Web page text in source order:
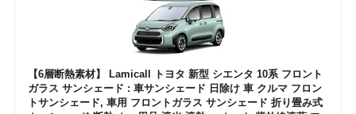
【6層断熱素材】 Lamicall トヨタ 新型 シエンタ 10系 フロント
ガラス サンシェード : 車サンシェード 日除け 車 クルマ フロン
トサンシェード, 車用 フロントガラス サンシェード 折り畳み式